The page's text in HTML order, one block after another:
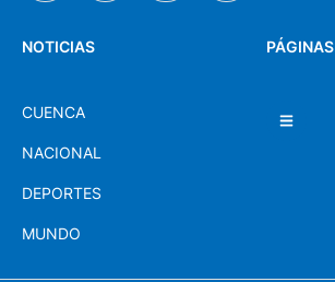
PÁGINAS
NOTICIAS
CUENCA
NACIONAL
DEPORTES
MUNDO